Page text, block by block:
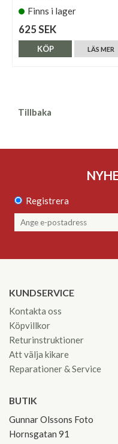
Finns i lager
625 SEK
LÄS MER
KÖP
Tillbaka
Registrera
KUNDSERVICE
Kontakta oss
Köpvillkor
Returinstruktioner
Att välja kikare
Reparationer & Service
BUTIK
Gunnar Olssons Foto
Hornsgatan 91